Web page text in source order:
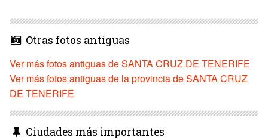
Otras fotos antiguas
Ver más fotos antiguas de SANTA CRUZ DE TENERIFE
Ver más fotos antiguas de la provincia de SANTA CRUZ
DE TENERIFE
Ciudades más importantes